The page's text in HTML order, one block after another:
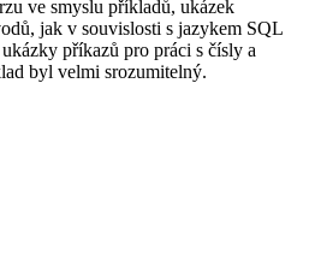
ve smyslu příkladů, ukázek
jak v souvislosti s jazykem SQL
příkazů pro práci s čísly a
byl velmi srozumitelný.